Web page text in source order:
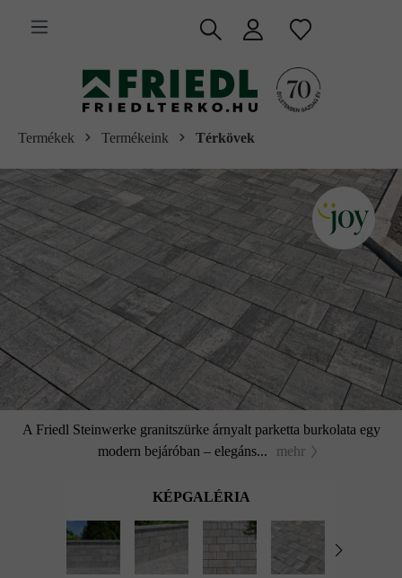
tartalomra
Termékek Termékeink Térkövek
A Friedl Steinwerke granitszürke árnyalt parketta burkolata egy
modern bejáróban – elegáns...
mehr
KÉPGALÉRIA